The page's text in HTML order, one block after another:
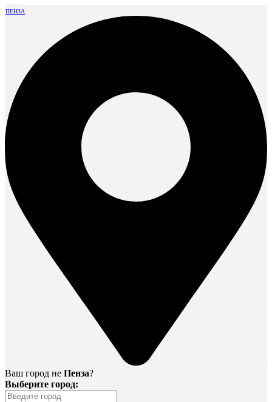
ПЕНЗА
Ваш город не Пенза?
Выберите город: